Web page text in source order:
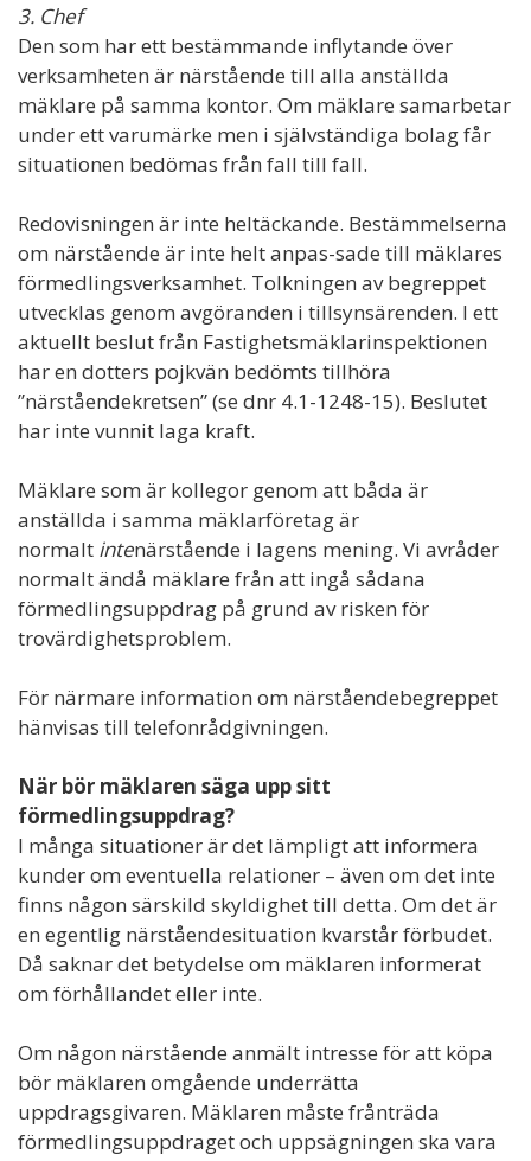
3. Chef
Den som har ett bestämmande inflytande över
verksamheten är närstående till alla anställda
mäklare på samma kontor. Om mäklare samarbetar
under ett varumärke men i självständiga bolag får
situationen bedömas från fall till fall.
Redovisningen är inte heltäckande. Bestämmelserna
om närstående är inte helt anpas-sade till mäklares
förmedlingsverksamhet. Tolkningen av begreppet
utvecklas genom avgöranden i tillsynsärenden. I ett
aktuellt beslut från Fastighetsmäklarinspektionen
har en dotters pojkvän bedömts tillhöra
”närståendekretsen” (se dnr 4.1-1248-15). Beslutet
har inte vunnit laga kraft.
Mäklare som är kollegor genom att båda är
anställda i samma mäklarföretag är
normalt intenärstående i lagens mening. Vi avråder
normalt ändå mäklare från att ingå sådana
förmedlingsuppdrag på grund av risken för
trovärdighetsproblem.
För närmare information om närståendebegreppet
hänvisas till telefonrådgivningen.
När bör mäklaren säga upp sitt
förmedlingsuppdrag?
I många situationer är det lämpligt att informera
kunder om eventuella relationer – även om det inte
finns någon särskild skyldighet till detta. Om det är
en egentlig närståendesituation kvarstår förbudet.
Då saknar det betydelse om mäklaren informerat
om förhållandet eller inte.
Om någon närstående anmält intresse för att köpa
bör mäklaren omgående underrätta
uppdragsgivaren. Mäklaren måste frånträda
förmedlingsuppdraget och uppsägningen ska vara